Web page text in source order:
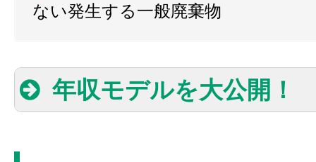
ない発生する一般廃棄物
年収モデルを大公開！